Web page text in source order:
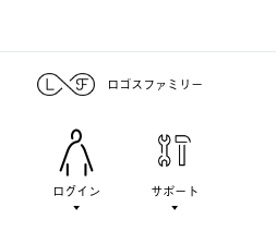
ロゴスファミリー
ログイン サポート